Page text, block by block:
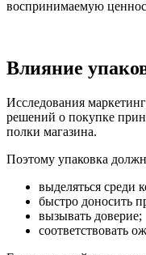
воспринимаемую
Влияние
Исследования
решений о покупке
полки магазина.
Поэтому упаковка
выделяться среди
быстро доносить
вызывать доверие;
соответствовать